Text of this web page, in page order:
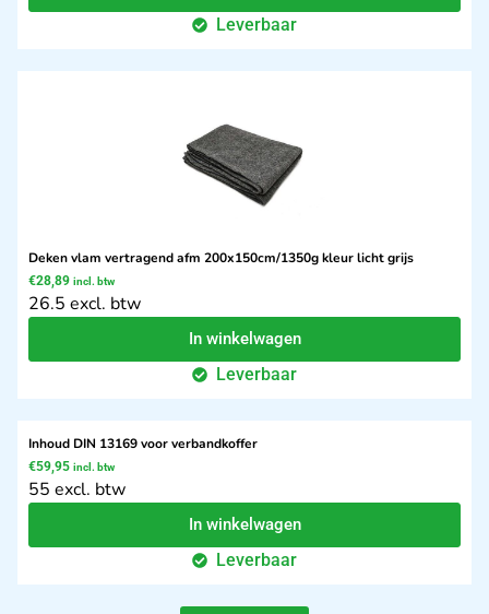
Leverbaar
Deken vlam vertragend afm 200x150cm/1350g kleur licht grijs
€28,89 incl. btw
26.5 excl. btw
In winkelwagen
Leverbaar
Inhoud DIN 13169 voor verbandkoffer
€59,95 incl. btw
55 excl. btw
In winkelwagen
Leverbaar